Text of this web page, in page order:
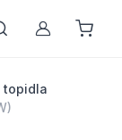
Můj účet
topidla